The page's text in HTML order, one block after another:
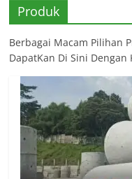
Produk
Berbagai Macam Pilihan
DapatKan Di Sini Dengan